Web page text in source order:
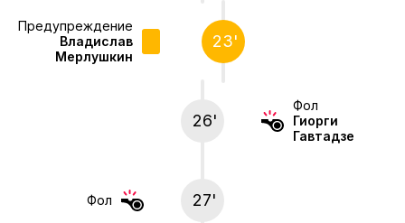
Предупреждение
Владислав
Мерлушкин
23'
26'
Фол
Гиорги
Гавтадзе
Фол 27'